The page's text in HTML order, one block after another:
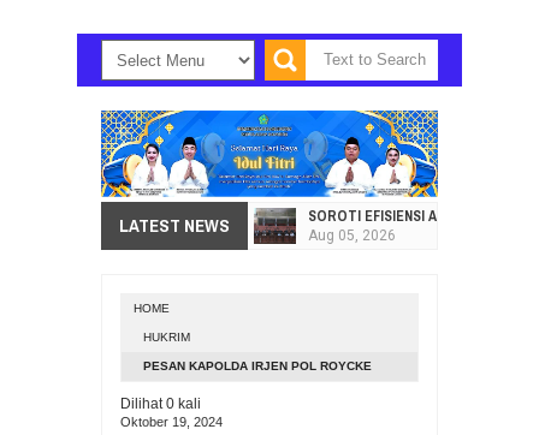
LATEST NEWS SOROTI EFISIENSI APBD, DPRD
Aug 05, 2026
HOME
HUKRIM
PESAN KAPOLDA IRJEN POL ROYCKE
KE-72
Dilihat0 kali
Oktober 19, 2024